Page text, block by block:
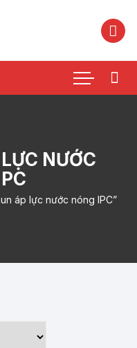
NƯỚC
áp lực nước nóng IPC”